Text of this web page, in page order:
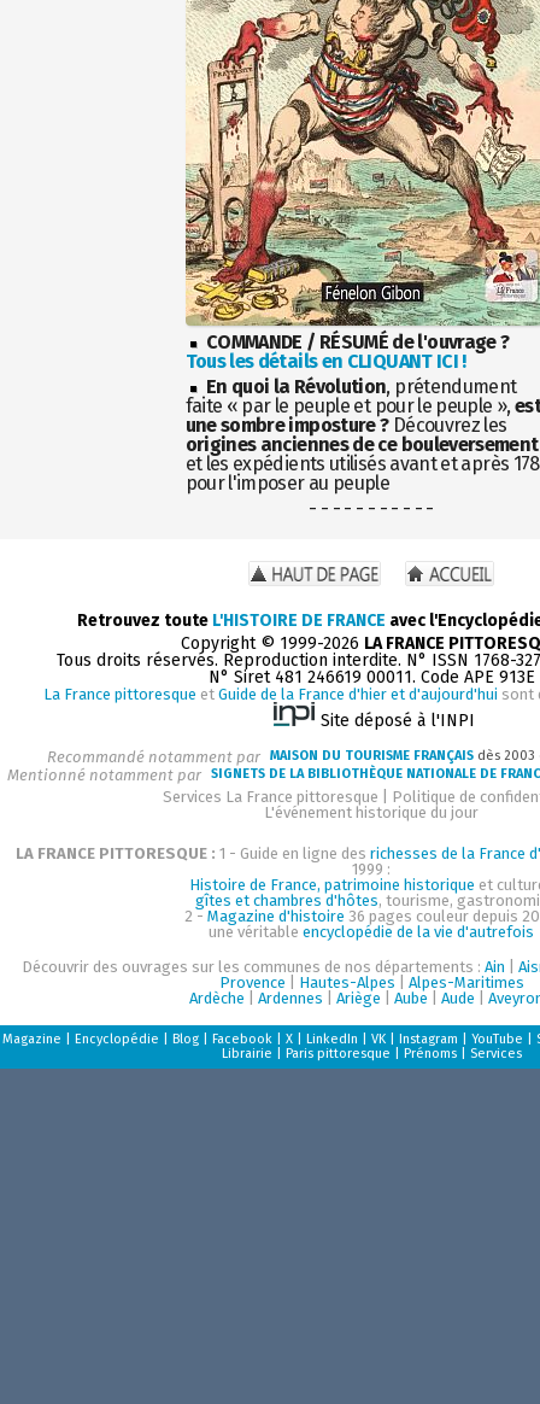
COMMANDE / RÉSUMÉ de l'ouvrage ?
Tous les détails en CLIQUANT ICI !
En quoi la Révolution, prétendument
faite « par le peuple et pour le peuple »,
une sombre imposture ?Découvrez les
origines anciennes de ce bouleversement
et les expédients utilisés avant et après
pour l'imposer au peuple
- - - - - - - - - - -
Retrouvez toute L'HISTOIRE DE FRANCE avec
Copyright © 1999-2026 LA FRANCE
Tous droits réservés. Reproduction interdite. N° ISSN 1768-
N° Siret 481 246619 00011. Code APE 913E
La France pittoresque et Guide de la France d'hier et d'aujourd'hui sont
Site déposé à l'INPI
Recommandé notamment par MAISON DU TOURISME FRANÇAIS dès
Mentionné notamment par SIGNETS DE LA BIBLIOTHÈQUE NATIONALE DE
Services La France pittoresque
Politique de
L'événement historique du jour
LA FRANCE PITTORESQUE : 1 - Guide en ligne des richesses de la France
1999 :
Histoire de France, patrimoine historique et
gîtes et chambres d'hôtes, tourisme,
2 - Magazine d'histoire 36 pages couleur depuis
une véritable encyclopédie de la vie d'autrefois
Découvrir des ouvrages sur les communes de nos départements : Ain
Provence
Hautes-Alpes
Alpes-Maritimes
Ardèche
Ardennes Ariège Aube Aude
Magazine Encyclopédie Blog| Facebook| X| LinkedIn VK| Instagram YouTube
Librairie
Paris pittoresque Prénoms| Services